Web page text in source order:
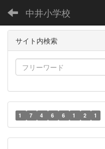
中井小学校
サイト内検索
1 7 4 6 6 1 2 1